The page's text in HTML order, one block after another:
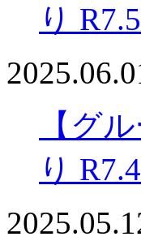
り
【グ
り